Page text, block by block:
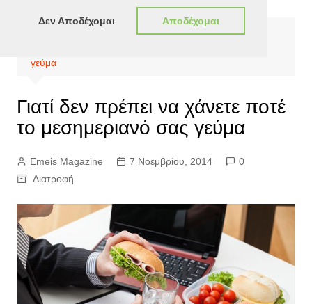
Δεν Αποδέχομαι Αποδέχομαι
Ποιότητα Ζωής
Διατροφή
γεύμα
Γιατί δεν πρέπει να χάνετε ποτέ
το μεσημεριανό σας γεύμα
Emeis Magazine 7 Νοεμβρίου, 2014
0
Διατροφή